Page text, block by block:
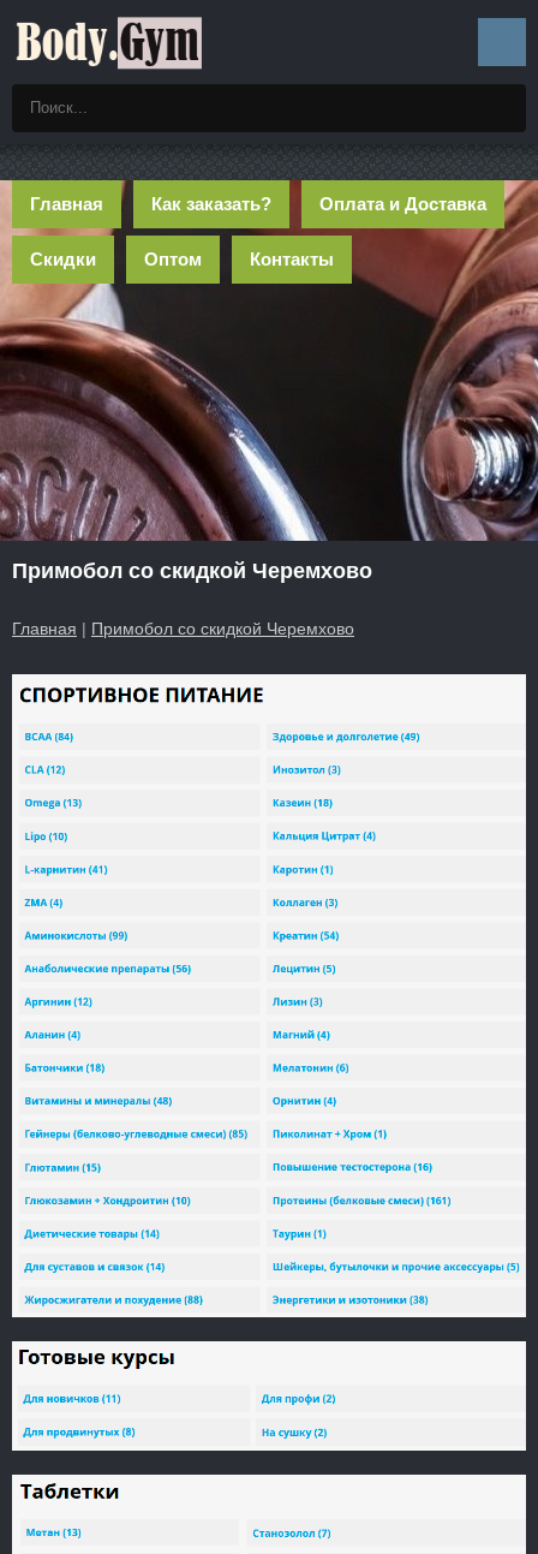
Главная Как заказать? Оплата и Доставка
Скидки Оптом Контакты
Примобол со скидкой Черемхово
Главная | Примобол со скидкой Черемхово